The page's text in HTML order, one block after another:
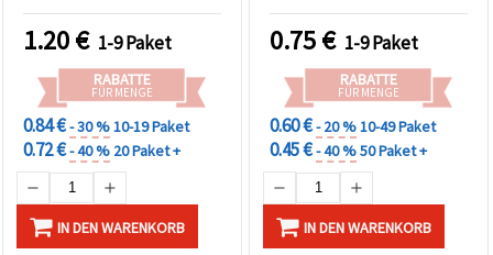
1.20€ 1-9 Paket
RABATTE
FÜR MENGE
0.84 €- 30 %10-19 Paket
0.72 €- 40 % 20 Paket +
IN DEN WARENKORB
DIY-Basteln
0.75€ 1-9 Paket
RABATTE
FÜR MENGE
0.60 €- 20 %10-49 Paket
0.45 €- 40 %50 Paket +
IN DEN WARENKORB